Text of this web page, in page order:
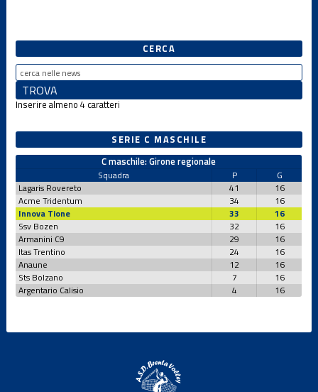
CERCA
Inserire almeno 4 caratteri
SERIE C MASCHILE
C maschile: Girone regionale
Squadra P
G
Lagaris Rovereto
41
16
Acme Tridentum
34
16
Innova Tione
33
16
Ssv Bozen
32
16
Armanini C9
29
16
Itas Trentino
24
16
Anaune
12
16
Sts Bolzano
7
16
Argentario Calisio
4 16